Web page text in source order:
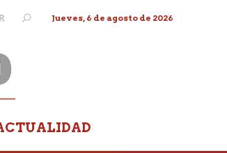
Jueves, 6 de agosto de 2026